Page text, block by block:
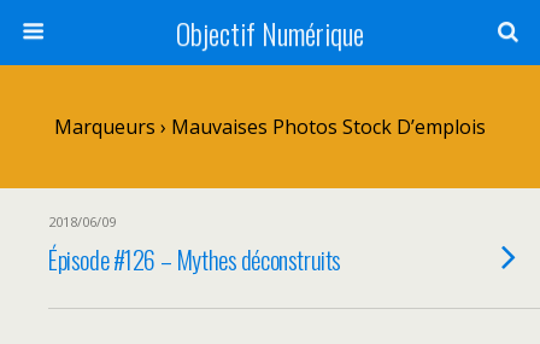
Objectif Numérique
Marqueurs › Mauvaises Photos Stock D’emplois
2018/06/09
Épisode #126 – Mythes déconstruits